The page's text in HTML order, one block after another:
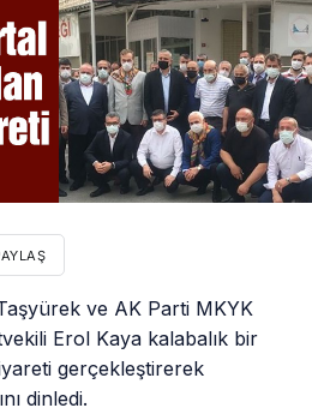
ve AK Parti MKYK
Erol Kaya kalabalık bir
gerçekleştirerek
dinledi.